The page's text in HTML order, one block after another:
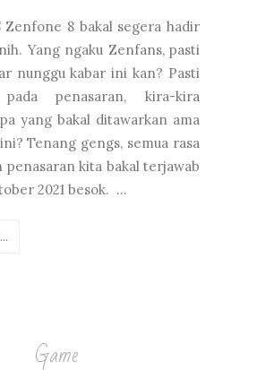
Zenfone 8 bakal segera hadir
Yang ngaku Zenfans, pasti
nunggu kabar ini kan? Pasti
penasaran, kira-kira
yang bakal ditawarkan ama
Tenang gengs, semua rasa
penasaran kita bakal terjawab
2021 besok. ...
Game